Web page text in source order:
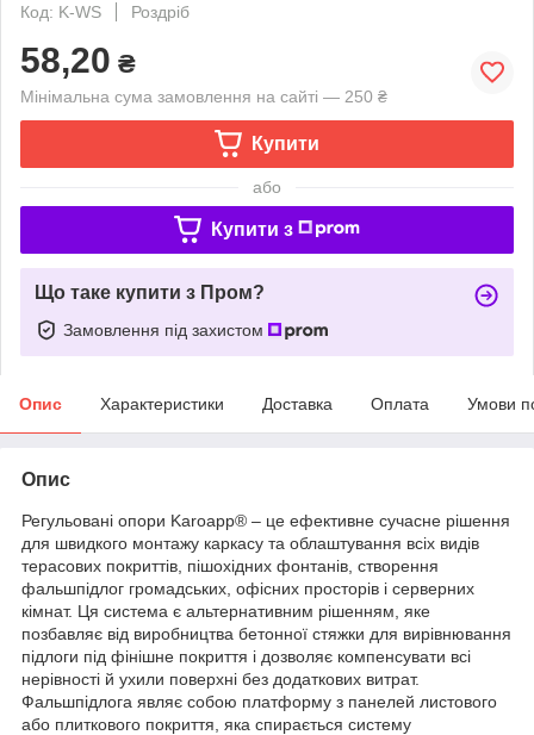
Код: K-WS
Роздріб
58,20 ₴
Мінімальна сума замовлення на сайті — 250 ₴
Купити
або
Купити з
Що таке купити з Пром?
Замовлення під захистом
Опис Характеристики Доставка Оплата Умови
Опис
Регульовані опори Karoapp® – це ефективне сучасне рішення
для швидкого монтажу каркасу та облаштування всіх видів
терасових покриттів, пішохідних фонтанів, створення
фальшпідлог громадських, офісних просторів і серверних
кімнат. Ця система є альтернативним рішенням, яке
позбавляє від виробництва бетонної стяжки для вирівнювання
підлоги під фінішне покриття і дозволяє компенсувати всі
нерівності й ухили поверхні без додаткових витрат.
Фальшпідлога являє собою платформу з панелей листового
або плиткового покриття, яка спирається систему